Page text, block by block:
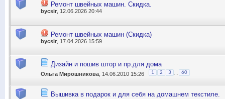
Ремонт швейных машин. Скидка.
bycsir, 12.06.2026 20:44
Ремонт швейных машин (Скидка)
bycsir , 17.04.2026 15:59
Дизайн и пошив штор и пр.для дома
Ольга Мирошникова , 14.06.2010 15:26 1 2 3 60
Вышивка в подарок и для себя на домашнем текстиле.